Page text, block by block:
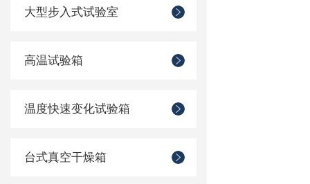
大型步入式试验室
高温试验箱
温度快速变化试验箱
台式真空干燥箱